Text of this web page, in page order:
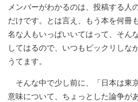
メンバーがわかるのは、投稿する人
だけです。とは言え、もう本を何冊
名な人もいっぱいいてはって、そん
してはるので、いつもビックリしな
うてます。
そんな中で少し前に、「日本は東
意味について、ちょっとした論争が